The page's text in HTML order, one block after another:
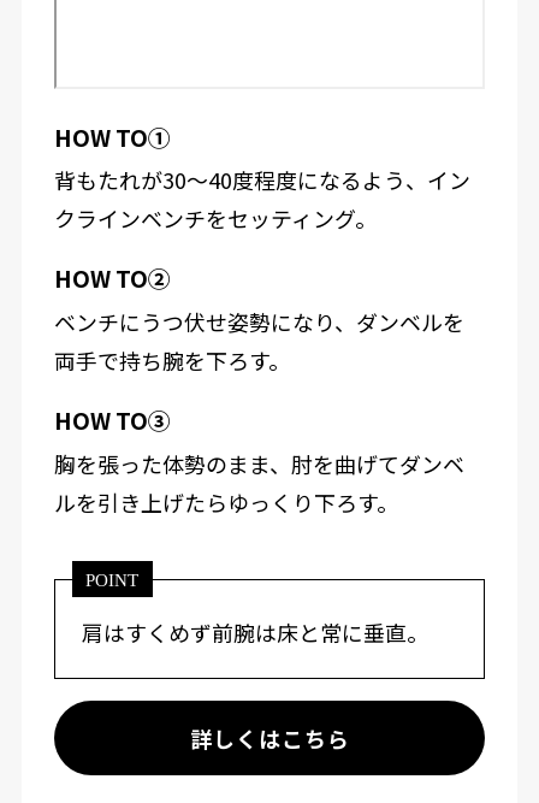
HOW TO①
背もたれが30～40度程度になるよう、イン
クラインベンチをセッティング。
HOW TO②
ベンチにうつ伏せ姿勢になり、ダンベルを
両手で持ち腕を下ろす。
HOW TO③
胸を張った体勢のまま、肘を曲げてダンベ
ルを引き上げたらゆっくり下ろす。
POINT
肩はすくめず前腕は床と常に垂直。
詳しくはこちら